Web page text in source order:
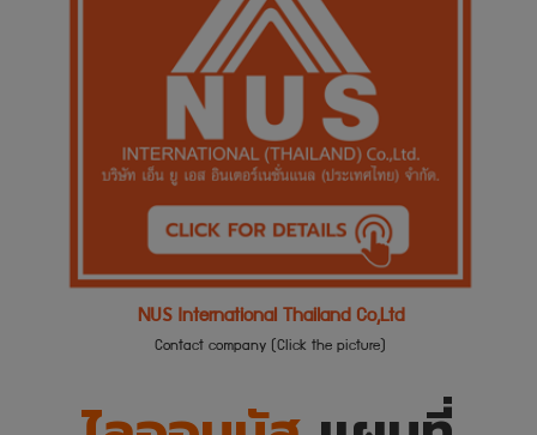
NUS International Thailand Co,Ltd
Contact company (Click the picture)